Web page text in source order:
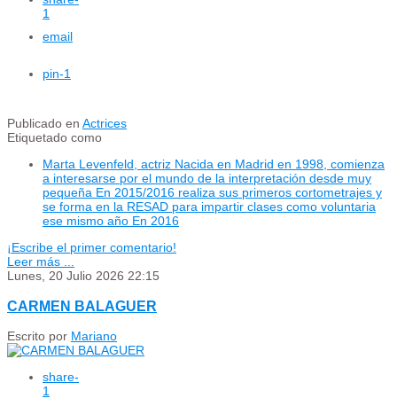
1
email
pin-1
Publicado en Actrices
Etiquetado como
Marta Levenfeld, actriz Nacida en Madrid en 1998, comienza
a interesarse por el mundo de la interpretación desde muy
pequeña En 2015/2016 realiza sus primeros cortometrajes y
se forma en la RESAD para impartir clases como voluntaria
ese mismo año En 2016
¡Escribe el primer comentario!
Leer más ...
Lunes, 20 Julio 2026 22:15
CARMEN BALAGUER
Escrito por Mariano
share-
1